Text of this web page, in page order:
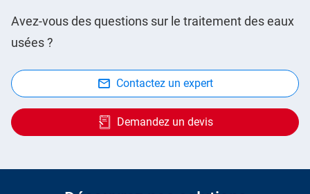
Avez-vous des questions sur le traitement des eaux
usées ?
Contactez un expert
Demandez un devis